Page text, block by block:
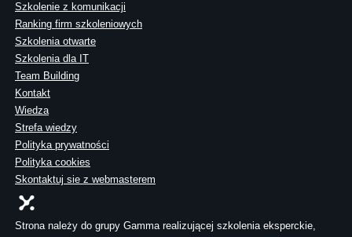
Szkolenie z komunikacji
Ranking firm szkoleniowych
Szkolenia otwarte
Szkolenia dla IT
Team Building
Kontakt
Wiedza
Strefa wiedzy
Polityka prywatności
Polityka cookies
Skontaktuj sie z webmasterem
Strona należy do grupy Gamma realizującej szkolenia eksperckie,